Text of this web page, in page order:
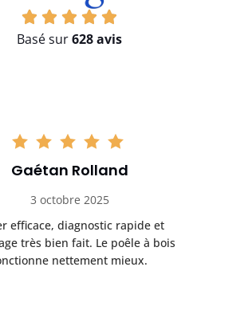
Basé sur628 avis
Gaétan Rolland
3 octobre 2025
efficace, diagnostic rapide et
très bien fait. Le poêle à bois
nettement mieux.